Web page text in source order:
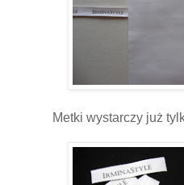
Metki wystarczy już